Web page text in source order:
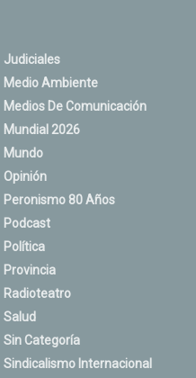
Judiciales
Medio Ambiente
Medios De Comunicación
Mundial 2026
Mundo
Opinión
Peronismo 80 Años
Podcast
Política
Provincia
Radioteatro
Salud
Sin Categoría
Sindicalismo Internacional